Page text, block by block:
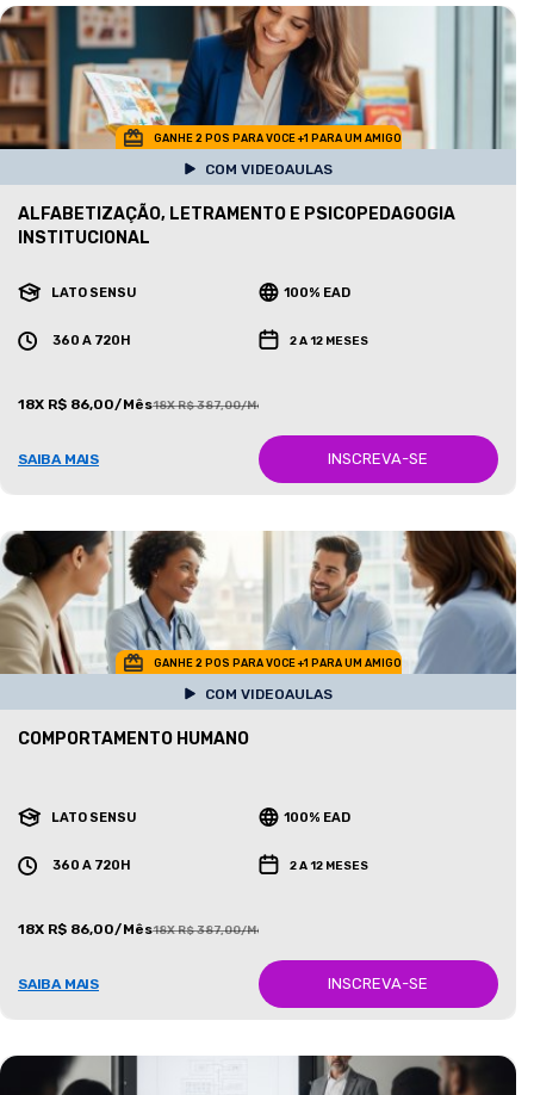
GANHE 2 POS PARA VOCE +1 PARA UM AMIGO
COM VIDEOAULAS
ALFABETIZAÇÃO, LETRAMENTO E PSICOPEDAGOGIA
INSTITUCIONAL
LATO SENSU 100% EAD
360 A 720H 2 A 12 MESES
18X R$ 86,00/Mês18X R$ 387,00/Mês
SAIBA MAIS INSCREVA-SE
GANHE 2 POS PARA VOCE +1 PARA UM AMIGO
COM VIDEOAULAS
COMPORTAMENTO HUMANO
LATO SENSU 100% EAD
360 A 720H 2 A 12 MESES
18X R$ 86,00/Mês18X R$ 387,00/Mês
SAIBA MAIS INSCREVA-SE